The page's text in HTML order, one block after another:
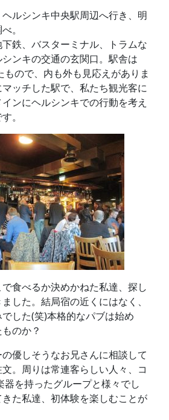
ルシンキ中央駅周辺へ行き、明
。
鉄、バスターミナル、トラムな
ンキの交通の玄関口。駅舎は
ので、内も外も見応えがありま
ッチした駅で、私たち観光客に
ンにヘルシンキでの行動を考え
。
食べるか決めかねた私達、探し
した。結局宿の近くにはなく、
した(笑)本格的なパブは始め
のか？
優しそうなお兄さんに相談して
。周りは常連客らしい人々、コ
器を持ったグループと様々でし
た私達、初体験を楽しむことが